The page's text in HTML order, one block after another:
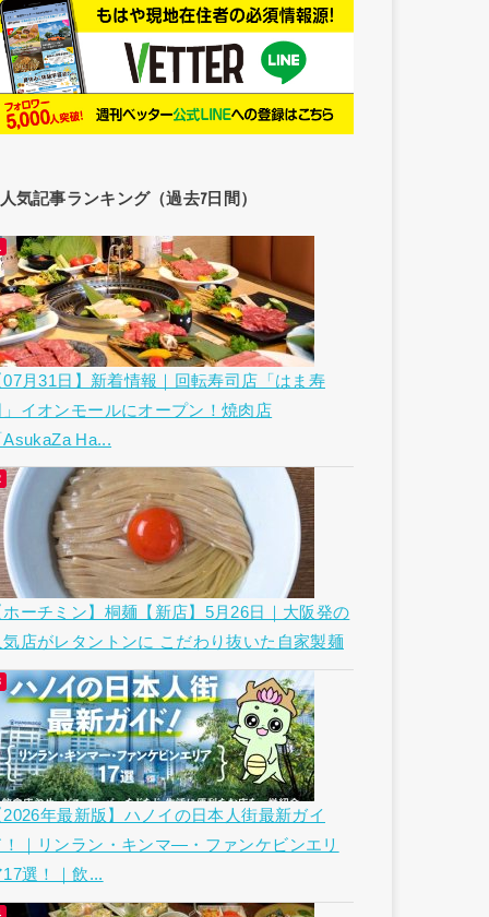
人気記事ランキング（過去7日間）
07月31日】新着情報｜回転寿司店「はま寿
」イオンモールにオープン！焼肉店
AsukaZa Ha...
ホーチミン】桐麺【新店】5月26日｜大阪発の
気店がレタントンに こだわり抜いた自家製麺
2026年最新版】ハノイの日本人街最新ガイ
！｜リンラン・キンマ―・ファンケビンエリ
17選！｜飲...